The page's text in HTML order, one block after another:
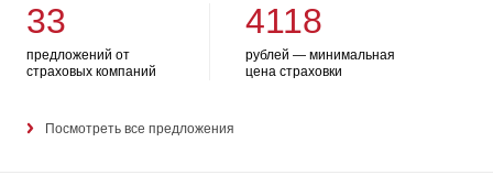
33
предложений от
страховых компаний
4118
рублей — минимальная
цена страховки
Посмотреть все предложения